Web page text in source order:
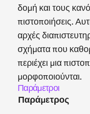
δομή και τους
πιστοποιήσεις.
αρχές
σχήματα που
περιέχει μια
μορφοποιούνται.
Παράμετροι
Παράμετρος